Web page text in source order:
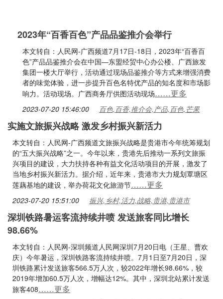
2023年“百香百色”产品品鉴推介会举行
本文转自：人民网-广西频道7月17日-18日，2023年“百香百
色”产品品鉴推介会在中国—东盟经贸中心办公楼、广西旅发
集团一楼大厅举行，活动通过现场品鉴推介等方式来增强消费
者的味觉体验，进一步提升百色名特优产品的知名度和市场影
响力。活动现场。广西商务厅供图活动现场……更多
2023-07-20 15:46:00 百色,百香,推介会,产品,百色,芒果
实施文旅振兴战略 激发乡村振兴新活力
本文转自：人民网-广西频道文旅振兴战略是贵港市今年统筹规划
的“五大振兴战略”之一。今年以来，贵港先后推动一系列文旅振
兴项目的建设，大力扶持各种有益文化活动项目的开展，激发了
当地乡村振兴新活力。据介绍，近年来，贵港市大力规划覃塘区
莲藕基地的建设，举办荷花文化旅游节……更多
2023-07-20 15:51:00 振兴,乡村,活力,战略,贵港,贵港市
深圳铁路暑运客流持续井喷 发送旅客同比增长
98.66%
本文转自：人民网-深圳频道人民网深圳7月20日电（王星、曹欢
庆）今年暑运，深圳铁路客流持续井喷。7月1日至7月20日，深
圳铁路累计发送旅客566.5万人次，较2022年增长98.66%，较
2019年增加60.5万人次，增幅达12%。其中，深圳北站累计发送
旅客408……更多